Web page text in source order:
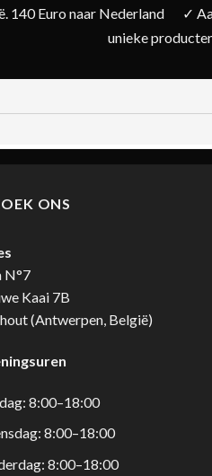
140 Euro naar Nederland
✓
unieke
ONS
N°7
Kaai 7B
(Antwerpen, België)
8:00–18:00
8:00–18:00
8:00–18:00